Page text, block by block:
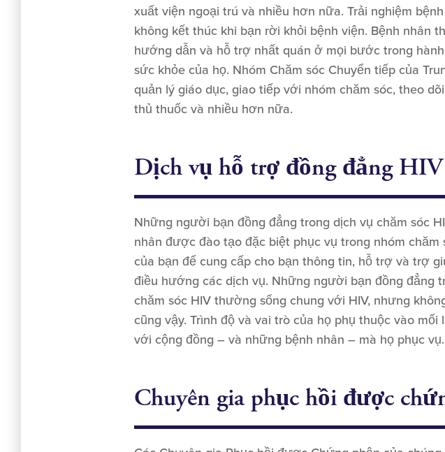
xuất viện ngoại trú và nhiều hơn nữa. Trải nghiệm
không kết thúc khi bạn rời khỏi bệnh viện. Bệnh nhân
hướng dẫn và hỗ trợ nhất quán ở mọi bước trong
sức khỏe của họ. Nhóm Chăm sóc Chuyển tiếp của
quản lý giáo dục, giao tiếp với nhóm chăm sóc, theo
thủ thuốc và nhiều hơn nữa.
Dịch vụ hỗ trợ đồng đẳng HIV
Những người bạn đồng đẳng trong dịch vụ chăm sóc
nhân được đào tạo đặc biệt phục vụ trong nhóm chăm
của bạn để cung cấp cho bạn thông tin, hỗ trợ và trợ
điều hướng các dịch vụ. Những người bạn đồng đẳng
chăm sóc HIV thường sống chung với HIV, nhưng
cũng vậy. Trình độ và vai trò của họ phụ thuộc vào mối
với cộng đồng – và những bệnh nhân – mà họ phục vụ.
Chuyên gia phục hồi được